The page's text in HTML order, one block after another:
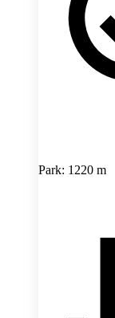
Park: 1220 m